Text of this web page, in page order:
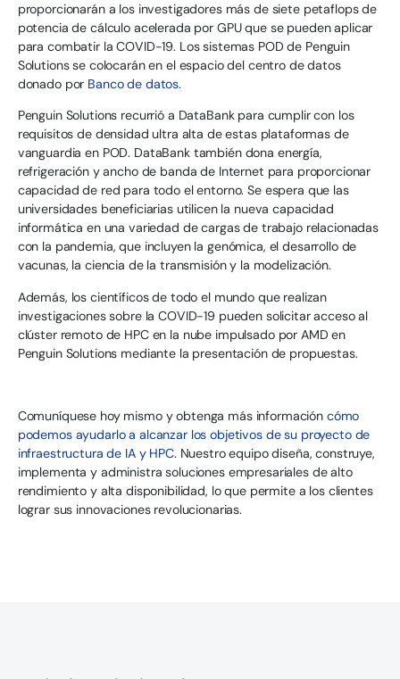
proporcionarán a los investigadores más de siete petaflops de
potencia de cálculo acelerada por GPU que se pueden aplicar
para combatir la COVID-19. Los sistemas POD de Penguin
Solutions se colocarán en el espacio del centro de datos
donado por Banco de datos.
Penguin Solutions recurrió a DataBank para cumplir con los
requisitos de densidad ultra alta de estas plataformas de
vanguardia en POD. DataBank también dona energía,
refrigeración y ancho de banda de Internet para proporcionar
capacidad de red para todo el entorno. Se espera que las
universidades beneficiarias utilicen la nueva capacidad
informática en una variedad de cargas de trabajo relacionadas
con la pandemia, que incluyen la genómica, el desarrollo de
vacunas, la ciencia de la transmisión y la modelización.
Además, los científicos de todo el mundo que realizan
investigaciones sobre la COVID-19 pueden solicitar acceso al
clúster remoto de HPC en la nube impulsado por AMD en
Penguin Solutions mediante la presentación de propuestas.
Comuníquese hoy mismo y obtenga más información cómo
podemos ayudarlo a alcanzar los objetivos de su proyecto de
infraestructura de IA y HPC. Nuestro equipo diseña, construye,
implementa y administra soluciones empresariales de alto
rendimiento y alta disponibilidad, lo que permite a los clientes
lograr sus innovaciones revolucionarias.